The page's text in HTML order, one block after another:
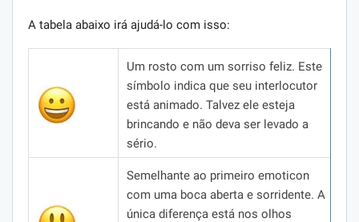
A tabela abaixo irá ajudá-lo com isso:
Um rosto com um sorriso feliz. Este
símbolo indica que seu interlocutor
está animado. Talvez ele esteja
brincando e não deva ser levado a
sério.
Semelhante ao primeiro emoticon
com uma boca aberta e sorridente. A
única diferença está nos olhos